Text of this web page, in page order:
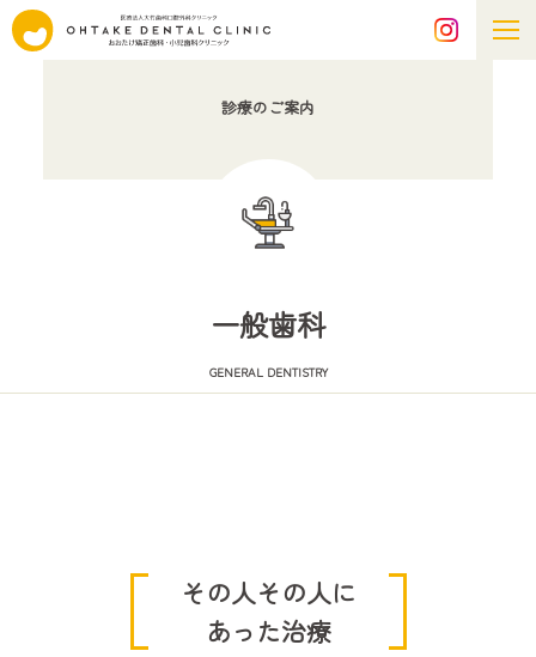
一般歯科
GENERAL DENTISTRY
診療のご案内
その人その人に
あった治療